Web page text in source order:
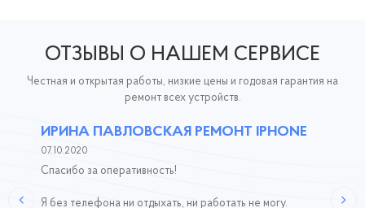
ОТЗЫВЫ О НАШЕМ СЕРВИСЕ
Честная и открытая работы, низкие цены и годовая гарантия на
ремонт всех устройств.
ИРИНА ПАВЛОВСКАЯ РЕМОНТ IPHONE
07.10.2020
Спасибо за оперативность!
Я без телефона ни отдыхать, ни работать не могу.